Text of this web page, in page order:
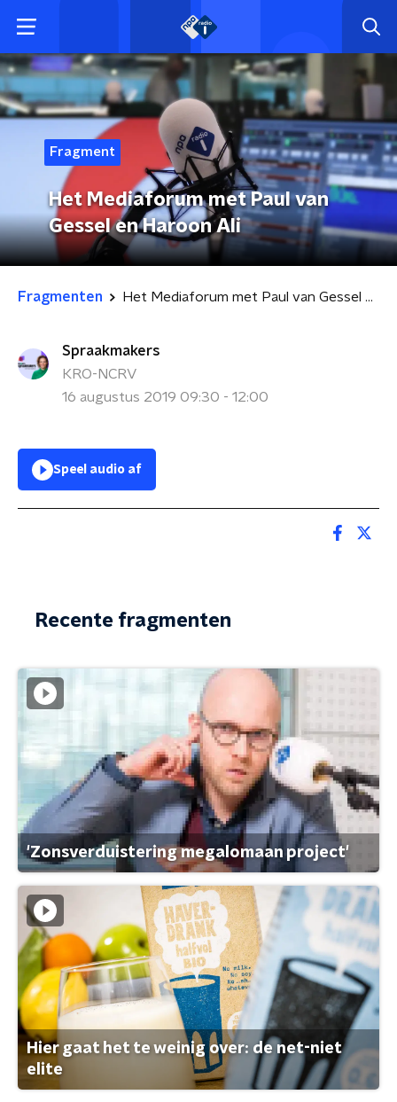
Fragment
Het Mediaforum met Paul van
Gessel en Haroon Ali
Fragmenten Het Mediaforum met Paul van Gessel en Haroon Ali
Spraakmakers
KRO-NCRV
16 augustus 2019 09:30 - 12:00
Speel audio af
Recente fragmenten
'Zonsverduistering megalomaan project'
Hier gaat het te weinig over: de net-niet
elite